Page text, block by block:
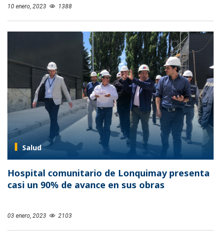
10 enero, 2023 1388
Salud
Hospital comunitario de Lonquimay presenta
casi un 90% de avance en sus obras
03 enero, 2023 2103